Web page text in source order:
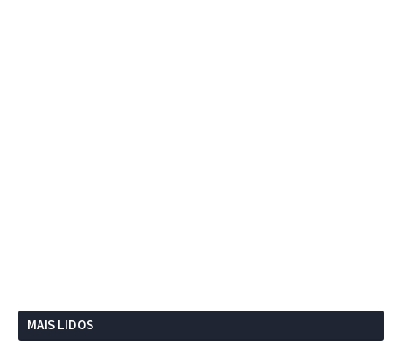
MAIS LIDOS